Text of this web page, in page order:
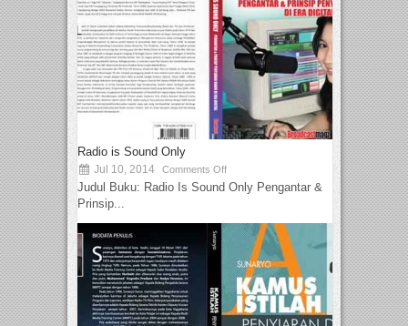
Radio is Sound Only
Jul 10, 2014 Comments Off
Judul Buku: Radio Is Sound Only Pengantar &
Prinsip...